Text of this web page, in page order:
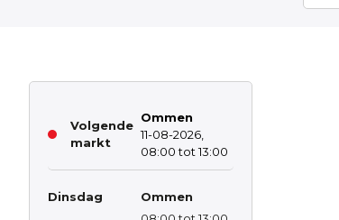
Volgende
markt
Ommen
11-08-2026,
08:00 tot 13:00
Dinsdag
Ommen